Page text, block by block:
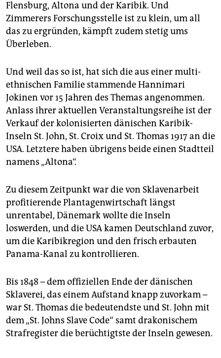
Flensburg, Altona und der Karibik. Und
Zimmerers Forschungsstelle ist zu klein, um all
das zu ergründen, kämpft zudem stetig ums
Überleben.
Und weil das so ist, hat sich die aus einer multi-
ethnischen Familie stammende Hannimari
Jokinen vor 15 Jahren des Themas angenommen.
Anlass ihrer aktuellen Veranstaltungsreihe ist der
Verkauf der kolonisierten dänischen Karibik-
Inseln St. John, St. Croix und St. Thomas 1917 an die
USA. Letztere haben übrigens beide einen Stadtteil
namens „Altona“.
Zu diesem Zeitpunkt war die von Sklavenarbeit
profitierende Plantagenwirtschaft längst
unrentabel, Dänemark wollte die Inseln
loswerden, und die USA kamen Deutschland zuvor,
um die Karibikregion und den frisch erbauten
Panama-Kanal zu kontrollieren.
Bis 1848 – dem offiziellen Ende der dänischen
Sklaverei, das einem Aufstand knapp zuvorkam –
war St. Thomas die bedeutendste und St. John mit
dem „St. Johns Slave Code“ samt drakonischem
Strafregister die berüchtigtste der Inseln gewesen.